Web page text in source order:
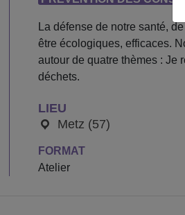
La défense de notre santé,
être écologiques, efficaces.
autour de quatre thèmes : Je
déchets.
LIEU
Metz (57)
FORMAT
Atelier